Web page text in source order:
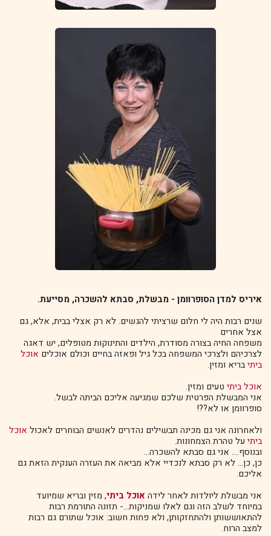
איריס למדן הסופרוומן - מבשלת, סבתא להשכרה, מסייעת.
שנים רבות היה לי חלום שרציתי להגשים. לא רק אצלי בבית, אלא, גם
אצל אחרים
משפחה החיה בצורה מסודרת, הילדים והתינוקות מטופלים, יש דאגה
לצרכיהם ולצרכי המשפחה בכל גיל ופאזה בחיים וכולם אוכלים אוכל
ביתיבריא ומזין.
אוכל ביתי טעים ומזין.
אני המבשלת הפרטית שלכם שמגיעה אליכם הביתה לבשל.
סופרוומן או לא??!
ולאחרונה אני גם מכינה תבשילים נהדרים לאנשים הבוחרים לאכול אוכל
ביתי על טהרת הצמחונות.
ובנוסף.... אני גם סבתא להשכרה...
כן, כן... לא רק סבתא לנכדיי אלא מביאה את העזרה הענקית הזאת גם
אליכם.
אני מבשלת ליולדות לאחר לידה אוכל ביתי, מזין ובריא שמיועד
במיוחד לשלב הזה וגם לאלו שמניקות...- תזונה התורמת רבות
להתאוששותן ולהתחזקותן, ולא פחות חשוב: אוכל שתורם גם רבות
למצב הרוח.